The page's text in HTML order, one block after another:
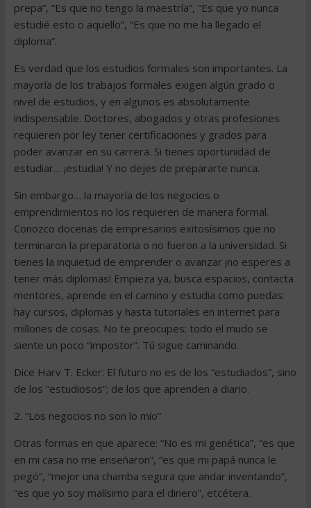
prepa”, “Es que no tengo la maestría”, “Es que yo nunca
estudié esto o aquello”, “Es que no me ha llegado el
diploma”.
Es verdad que los estudios formales son importantes. La
mayoría de los trabajos formales exigen algún grado o
nivel de estudios, y en algunos es absolutamente
indispensable. Doctores, abogados y otras profesiones
requieren por ley tener certificaciones y grados para
poder avanzar en su carrera. Si tienes oportunidad de
estudiar… ¡estudia! Y no dejes de prepararte nunca.
Sin embargo… la mayoría de los negocios o
emprendimientos no los requieren de manera formal.
Conozco docenas de empresarios exitosísimos que no
terminaron la preparatoria o no fueron a la universidad. Si
tienes la inquietud de emprender o avanzar ¡no esperes a
tener más diplomas! Empieza ya, busca espacios, contacta
mentores, aprende en el camino y estudia como puedas:
hay cursos, diplomas y hasta tutoriales en internet para
millones de cosas. No te preocupes: todo el mudo se
siente un poco “impostor”. Tú sigue caminando.
Dice Harv T. Ecker: El futuro no es de los “estudiados”, sino
de los “estudiosos”; de los que aprenden a diario.
2. “Los negocios no son lo mío”
Otras formas en que aparece: “No es mi genética”, “es que
en mi casa no me enseñaron”, “es que mi papá nunca le
pegó”, “mejor una chamba segura que andar inventando”,
“es que yo soy malísimo para el dinero”, etcétera.